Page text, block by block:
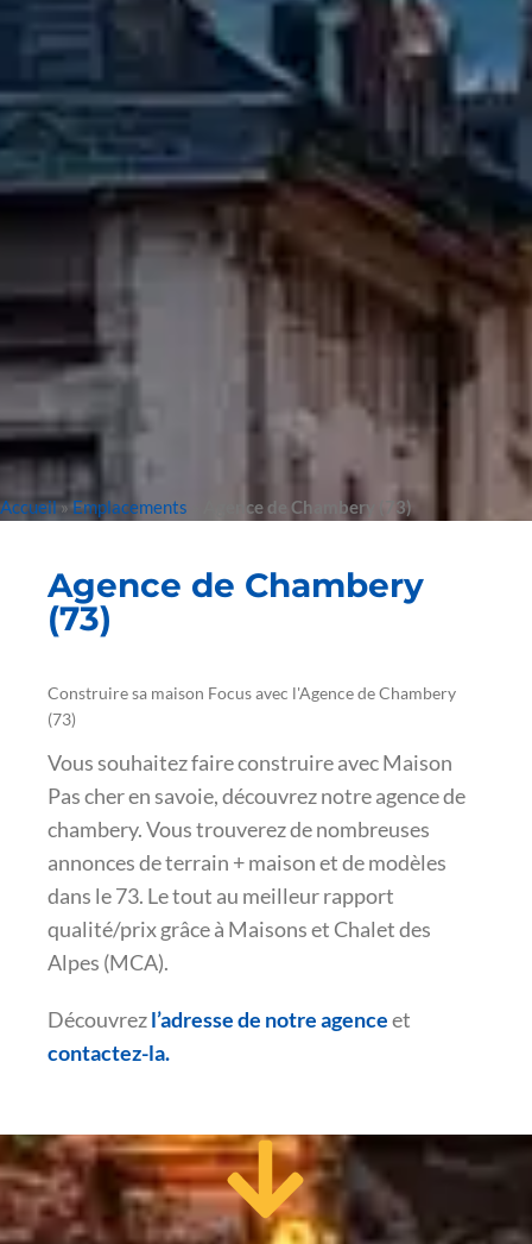
Accueil»Emplacements Agence de Chambery (73)
Agence de Chambery
(73)
Construire sa maison Focus avec l'Agence de Chambery
(73)
Vous souhaitez faire construire avec Maison
Pas cher en savoie, découvrez notre agence de
chambery. Vous trouverez de nombreuses
annonces de terrain + maison et de modèles
dans le 73. Le tout au meilleur rapport
qualité/prix grâce à Maisons et Chalet des
Alpes (MCA).
Découvrezl’adresse de notre agenceet
contactez-la.